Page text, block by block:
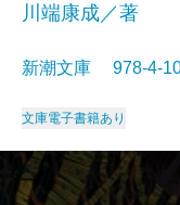
川端康成／著
新潮文庫 978-4-
文庫電子書籍あり